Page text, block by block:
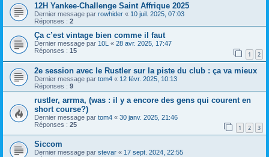
12H Yankee-Challenge Saint Affrique 2025
Dernier message par rowhider « 10 juil. 2025, 07:03
Réponses : 2
Ça c’est vintage bien comme il faut
Dernier message par 10L « 28 avr. 2025, 17:47
Réponses : 15 1 2
2e session avec le Rustler sur la piste du club : ça va mieux
Dernier message par tom4 « 12 févr. 2025, 10:13
Réponses : 9
rustler, arrma, (was : il y a encore des gens qui courent en
short course?)
Dernier message par tom4 « 30 janv. 2025, 21:46
Réponses : 25 1 2 3
Siccom
Dernier message par stevar « 17 sept. 2024, 22:55